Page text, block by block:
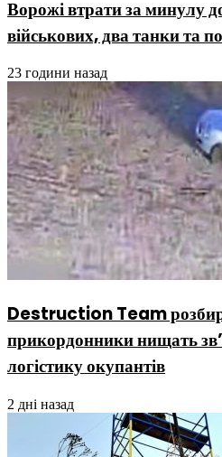
Ворожі втрати за минулу
військових, два танки та
23 години назад
Destruction Team
прикордонники нищать
логістику окупантів
2 дні назад